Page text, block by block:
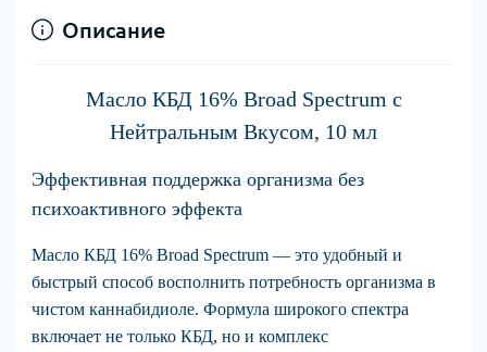
Описание
Масло КБД 16% Broad Spectrum с
Нейтральным Вкусом, 10 мл
Эффективная поддержка организма без
психоактивного эффекта
Масло КБД 16% Broad Spectrum — это удобный и
быстрый способ восполнить потребность организма в
чистом каннабидиоле. Формула широкого спектра
включает не только КБД, но и комплекс